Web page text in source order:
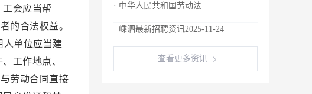
· 中华人民共和国劳动法
· 嵊泗最新招聘资讯2025-11-24
查看更多资讯